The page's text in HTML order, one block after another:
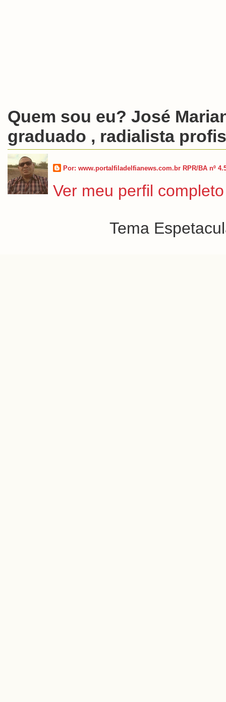
Quem sou eu? José
graduado , radialista
Por: www.portalfiladelfianews.com.br RPR/BA nº
Ver meu perfil completo
Tema